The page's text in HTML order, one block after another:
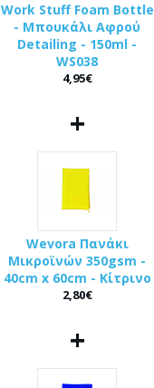
Work Stuff Foam Bottle
- Μπουκάλι Αφρού
Detailing - 150ml -
WS038
4,95€
+
Wevora Πανάκι
Μικροϊνών 350gsm -
40cm x 60cm - Κίτρινο
2,80€
+